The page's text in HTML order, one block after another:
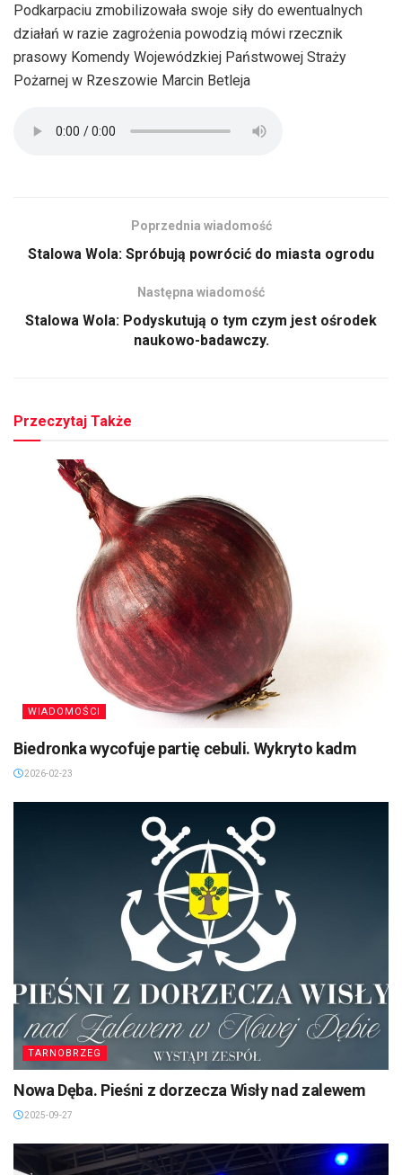
Podkarpaciu zmobilizowała swoje siły do ewentualnych
działań w razie zagrożenia powodzią mówi rzecznik
prasowy Komendy Wojewódzkiej Państwowej Straży
Pożarnej w Rzeszowie Marcin Betleja
Poprzednia wiadomość
Stalowa Wola: Spróbują powrócić do miasta ogrodu
Następna wiadomość
Stalowa Wola: Podyskutują o tym czym jest ośrodek
naukowo-badawczy.
Przeczytaj Także
WIADOMOŚCI
Biedronka wycofuje partię cebuli. Wykryto kadm
2026-02-23
TARNOBRZEG
Nowa Dęba. Pieśni z dorzecza Wisły nad zalewem
2025-09-27